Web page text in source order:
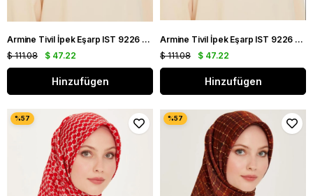
Armine Tivil İpek Eşarp IST 9226 - 82 Mavi Karışık Desen
$ 47.22
$ 111.08
Hinzufügen
Armine Tivil İpek Eşarp IST 9226 - 12 Turuncu Karışık Desen
$ 47.22
$ 111.08
Hinzufügen